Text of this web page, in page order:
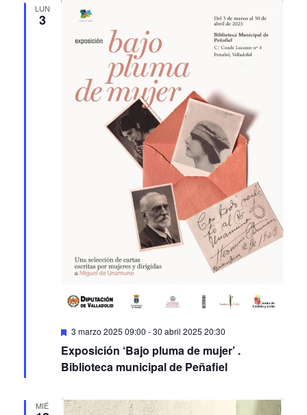
LUN
3
Featured
3 marzo 2025 09:00 -30 abril 2025 20:30
Exposición ‘Bajo pluma de mujer’ .
Biblioteca municipal de Peñafiel
MIÉ